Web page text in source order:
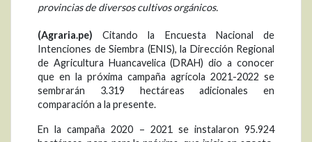
provincias de diversos cultivos orgánicos.
(Agraria.pe) Citando la Encuesta Nacional de
Intenciones de Siembra (ENIS), la Dirección Regional
de Agricultura Huancavelica (DRAH) dio a conocer
que en la próxima campaña agrícola 2021-2022 se
sembrarán 3.319 hectáreas adicionales en
comparación a la presente.
En la campaña 2020 – 2021 se instalaron 95.924